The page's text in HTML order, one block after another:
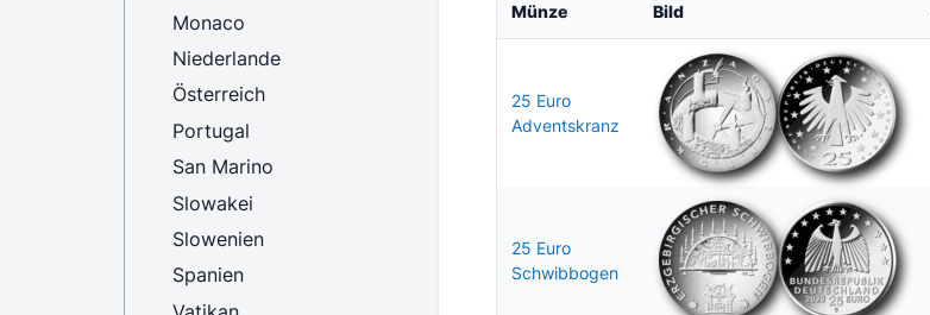
Münze Bild
25 Euro
Adventskranz
25 Euro
Schwibbogen
Monaco
Niederlande
Österreich
Portugal
San Marino
Slowakei
Slowenien
Spanien